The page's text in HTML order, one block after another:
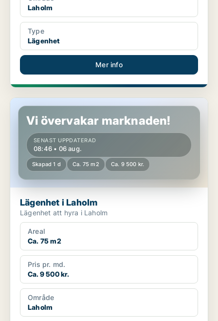
Laholm
Type
Lägenhet
Mer info
Lägenhet i Laholm
Vi övervakar marknaden!
SENAST UPPDATERAD
08:46 • 06 aug.
Skapad 1 d Ca. 75 m2 Ca. 9 500 kr.
Lägenhet i Laholm
Lägenhet att hyra i Laholm
Areal
Ca. 75 m2
Pris pr. md.
Ca. 9 500 kr.
Område
Laholm